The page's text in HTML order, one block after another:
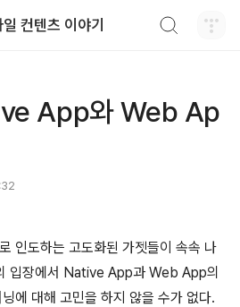
컨텐츠 이야기
App와 Web Ap
인도하는 고도화된 가젯들이 속속 나
입장에서 Native App과 Web App의
에 대해 고민을 하지 않을 수가 없다.